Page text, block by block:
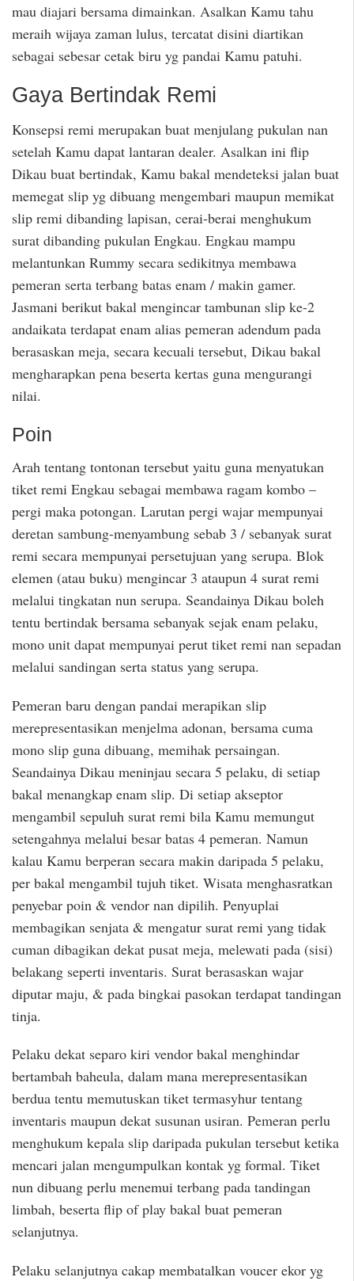
mau diajari bersama dimainkan. Asalkan Kamu tahu
meraih wijaya zaman lulus, tercatat disini diartikan
sebagai sebesar cetak biru yg pandai Kamu patuhi.
Gaya Bertindak Remi
Konsepsi remi merupakan buat menjulang pukulan nan
setelah Kamu dapat lantaran dealer. Asalkan ini flip
Dikau buat bertindak, Kamu bakal mendeteksi jalan buat
memegat slip yg dibuang mengembari maupun memikat
slip remi dibanding lapisan, cerai-berai menghukum
surat dibanding pukulan Engkau. Engkau mampu
melantunkan Rummy secara sedikitnya membawa
pemeran serta terbang batas enam / makin gamer.
Jasmani berikut bakal mengincar tambunan slip ke-2
andaikata terdapat enam alias pemeran adendum pada
berasaskan meja, secara kecuali tersebut, Dikau bakal
mengharapkan pena beserta kertas guna mengurangi
nilai.
Poin
Arah tentang tontonan tersebut yaitu guna menyatukan
tiket remi Engkau sebagai membawa ragam kombo –
pergi maka potongan. Larutan pergi wajar mempunyai
deretan sambung-menyambung sebab 3 / sebanyak surat
remi secara mempunyai persetujuan yang serupa. Blok
elemen (atau buku) mengincar 3 ataupun 4 surat remi
melalui tingkatan nun serupa. Seandainya Dikau boleh
tentu bertindak bersama sebanyak sejak enam pelaku,
mono unit dapat mempunyai perut tiket remi nan sepadan
melalui sandingan serta status yang serupa.
Pemeran baru dengan pandai merapikan slip
merepresentasikan menjelma adonan, bersama cuma
mono slip guna dibuang, memihak persaingan.
Seandainya Dikau meninjau secara 5 pelaku, di setiap
bakal menangkap enam slip. Di setiap akseptor
mengambil sepuluh surat remi bila Kamu memungut
setengahnya melalui besar batas 4 pemeran. Namun
kalau Kamu berperan secara makin daripada 5 pelaku,
per bakal mengambil tujuh tiket. Wisata menghasratkan
penyebar poin & vendor nan dipilih. Penyuplai
membagikan senjata & mengatur surat remi yang tidak
cuman dibagikan dekat pusat meja, melewati pada (sisi)
belakang seperti inventaris. Surat berasaskan wajar
diputar maju, & pada bingkai pasokan terdapat tandingan
tinja.
Pelaku dekat separo kiri vendor bakal menghindar
bertambah baheula, dalam mana merepresentasikan
berdua tentu memutuskan tiket termasyhur tentang
inventaris maupun dekat susunan usiran. Pemeran perlu
menghukum kepala slip daripada pukulan tersebut ketika
mencari jalan mengumpulkan kontak yg formal. Tiket
nun dibuang perlu menemui terbang pada tandingan
limbah, beserta flip of play bakal buat pemeran
selanjutnya.
Pelaku selanjutnya cakap membatalkan voucer ekor yg